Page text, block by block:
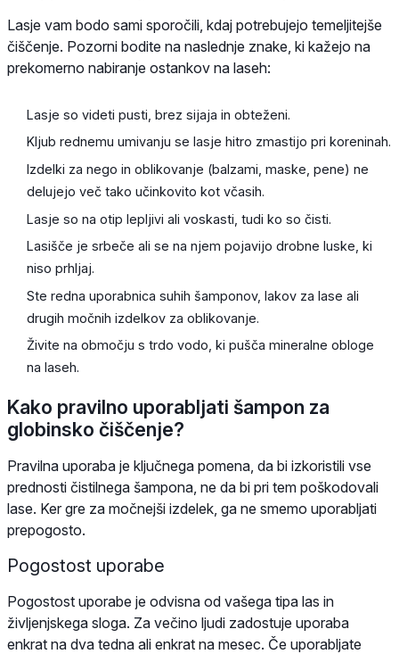
Lasje vam bodo sami sporočili, kdaj potrebujejo temeljitejše
čiščenje. Pozorni bodite na naslednje znake, ki kažejo na
prekomerno nabiranje ostankov na laseh:
Lasje so videti pusti, brez sijaja in obteženi.
Kljub rednemu umivanju se lasje hitro zmastijo pri koreninah.
Izdelki za nego in oblikovanje (balzami, maske, pene) ne
delujejo več tako učinkovito kot včasih.
Lasje so na otip lepljivi ali voskasti, tudi ko so čisti.
Lasišče je srbeče ali se na njem pojavijo drobne luske, ki
niso prhljaj.
Ste redna uporabnica suhih šamponov, lakov za lase ali
drugih močnih izdelkov za oblikovanje.
Živite na območju s trdo vodo, ki pušča mineralne obloge
na laseh.
Kako pravilno uporabljati šampon za
globinsko čiščenje?
Pravilna uporaba je ključnega pomena, da bi izkoristili vse
prednosti čistilnega šampona, ne da bi pri tem poškodovali
lase. Ker gre za močnejši izdelek, ga ne smemo uporabljati
prepogosto.
Pogostost uporabe
Pogostost uporabe je odvisna od vašega tipa las in
življenjskega sloga. Za večino ljudi zadostuje uporaba
enkrat na dva tedna ali enkrat na mesec. Če uporabljate